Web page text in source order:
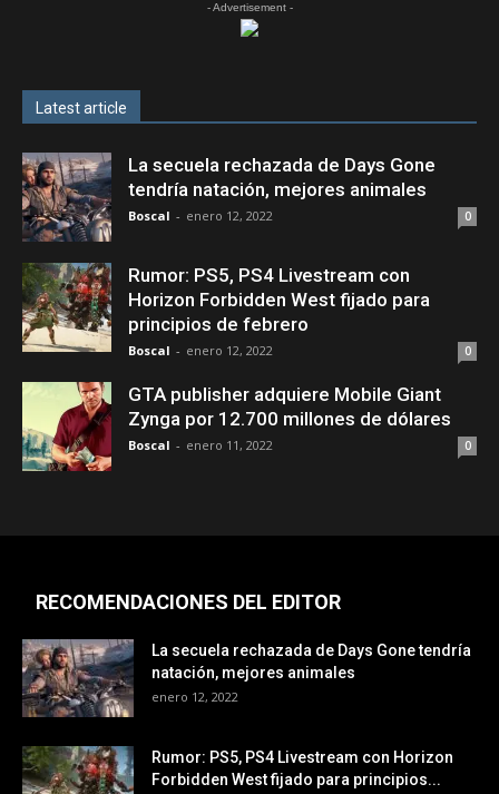
- Advertisement -
Latest article
La secuela rechazada de Days Gone
tendría natación, mejores animales
Boscal - enero 12, 2022 0
Rumor: PS5, PS4 Livestream con
Horizon Forbidden West fijado para
principios de febrero
Boscal - enero 12, 2022 0
GTA publisher adquiere Mobile Giant
Zynga por 12.700 millones de dólares
Boscal - enero 11, 2022 0
RECOMENDACIONES DEL EDITOR
La secuela rechazada de Days Gone tendría
natación, mejores animales
enero 12, 2022
Rumor: PS5, PS4 Livestream con Horizon
Forbidden West fijado para principios...